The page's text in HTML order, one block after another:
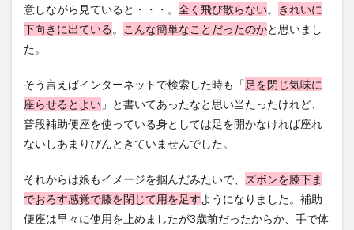
意しながら見ていると・・・。 全く飛び散らない。
きれいに
下向きに出ている。 こんな簡単なことだったのかと思いまし
た。
そう言えばインターネットで検索した時も「足を閉じ気味に
座らせるとよい 」と書いてあったなと思い当たったけれど、
普段補助便座を使っている身としては足を開かなければ座れ
ないしあまりぴんときていませんでした。
それからは娘もイメージを掴んだみたいで、 ズボンを膝下ま
でおろす感覚で膝を閉じて用を足すようになりました。補助
便座は早々に使用を止めましたが3歳前だったからか、手で体